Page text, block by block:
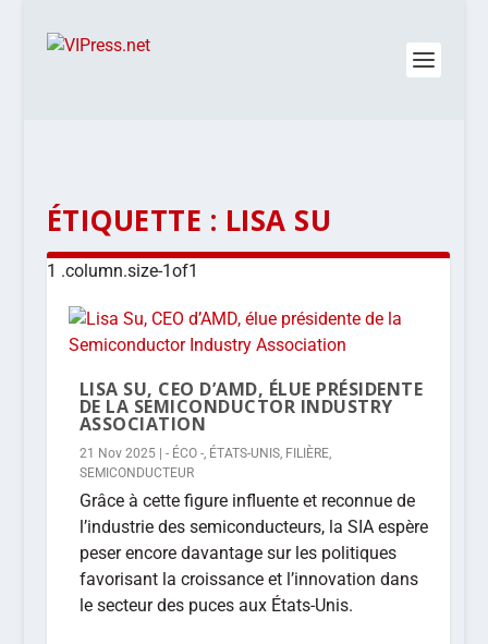
ÉTIQUETTE : LISA SU
LISA SU, CEO D’AMD, ÉLUE PRÉSIDENTE
DE LA SEMICONDUCTOR INDUSTRY
ASSOCIATION
21 Nov 2025| - ÉCO -, ÉTATS-UNIS, FILIÈRE,
SEMICONDUCTEUR
Grâce à cette figure influente et reconnue de
l’industrie des semiconducteurs, la SIA espère
peser encore davantage sur les politiques
favorisant la croissance et l’innovation dans
le secteur des puces aux États-Unis.